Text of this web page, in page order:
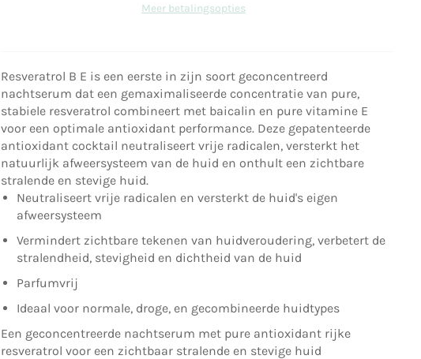
Meer betalingsopties
Resveratrol B E is een eerste in zijn soort geconcentreerd
nachtserum dat een gemaximaliseerde concentratie van pure,
stabiele resveratrol combineert met baicalin en pure vitamine E
voor een optimale antioxidant performance. Deze gepatenteerde
antioxidant cocktail neutraliseert vrije radicalen, versterkt het
natuurlijk afweersysteem van de huid en onthult een zichtbare
stralende en stevige huid.
Neutraliseert vrije radicalen en versterkt de huid's eigen
afweersysteem
Vermindert zichtbare tekenen van huidveroudering, verbetert de
stralendheid, stevigheid en dichtheid van de huid
Parfumvrij
Ideaal voor normale, droge, en gecombineerde huidtypes
Een geconcentreerde nachtserum met pure antioxidant rijke
resveratrol voor een zichtbaar stralende en stevige huid